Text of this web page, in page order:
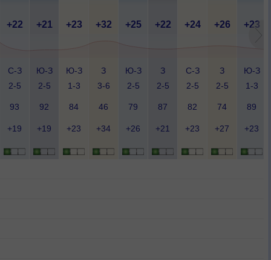
+22 +21 +23 +32 +25 +22 +24 +26 +23
С-З
2-5
Ю-З
2-5
Ю-З
1-3
З
3-6
Ю-З
2-5
З
2-5
С-З
2-5
З
2-5
Ю-З
1-3
93 92 84 46 79 87 82 74 89
+19 +19 +23 +34 +26 +21 +23 +27 +23